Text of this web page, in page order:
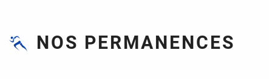
NOS PERMANENCES